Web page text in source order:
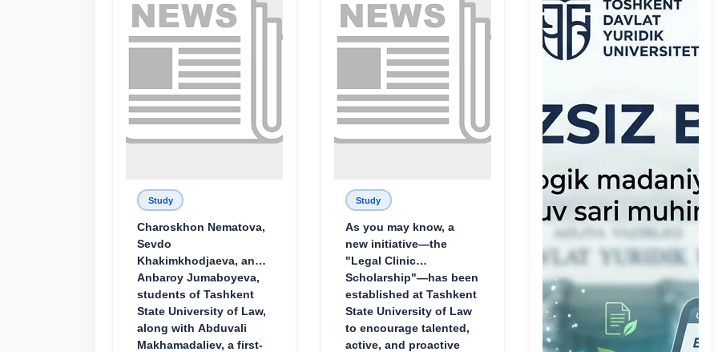
Study
Charoskhon Nematova,
Sevdo
Khakimkhodjaeva, and
Anbaroy Jumaboyeva,
students of Tashkent
State University of Law,
along with Abduvali
Makhamadaliev, a first-
Study
As you may know, a
new initiative—the
"Legal Clinic
Scholarship"—has been
established at Tashkent
State University of Law
to encourage talented,
active, and proactive